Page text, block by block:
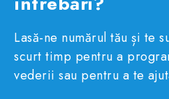
Lasă-ne numărul tău și te
scurt timp pentru a
vederii sau pentru a te